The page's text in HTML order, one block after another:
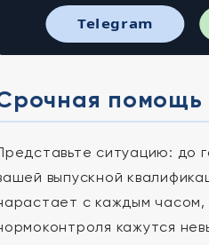
Telegram
помощь
ситуацию: до
выпускной
с каждым часом,
кажутся